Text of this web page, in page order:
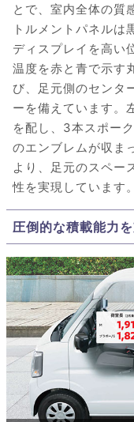
とで、室内全体の質
トルメントパネルは
ディスプレイを高い
温度を赤と青で示す
び、足元側のセンタ
ーを備えています。
を配し、3本スポー
のエンブレムが収ま
より、足元のスペー
性を実現しています。
圧倒的な積載能力